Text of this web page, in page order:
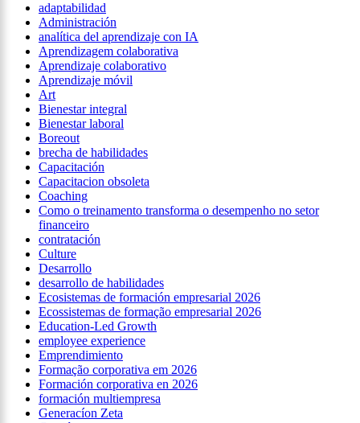
adaptabilidad
Administración
analítica del aprendizaje con IA
Aprendizagem colaborativa
Aprendizaje colaborativo
Aprendizaje móvil
Art
Bienestar integral
Bienestar laboral
Boreout
brecha de habilidades
Capacitación
Capacitacion obsoleta
Coaching
Como o treinamento transforma o desempenho no setor
financeiro
contratación
Culture
Desarrollo
desarrollo de habilidades
Ecosistemas de formación empresarial 2026
Ecossistemas de formação empresarial 2026
Education-Led Growth
employee experience
Emprendimiento
Formação corporativa em 2026
Formación corporativa en 2026
formación multiempresa
Generacíon Zeta